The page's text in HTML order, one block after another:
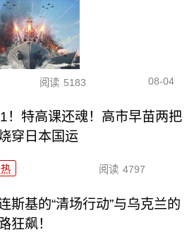
阅读 5183 08-04
！特高课还魂！高市早苗两把
穿日本国运
阅读 4797
斯基的“清场行动”与乌克兰的
狂飙！